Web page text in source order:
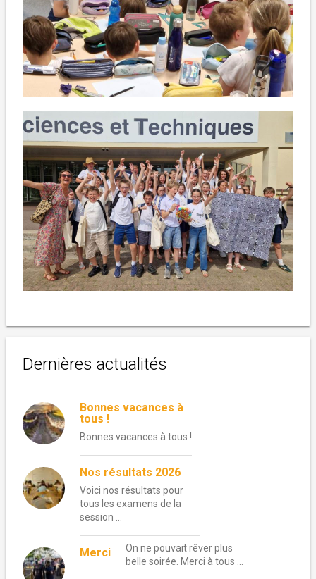
Dernières actualités
Bonnes vacances à
tous !
Bonnes vacances à tous !
Nos résultats 2026
Voici nos résultats pour
tous les examens de la
session …
Merci
On ne pouvait rêver plus
belle soirée. Merci à tous …